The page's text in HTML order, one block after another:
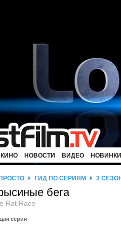
КИНО НОВОСТИ ВИДЕО НОВИНКИ
ГИД ПО СЕРИЯМ 3
бега
Rat Race
серия